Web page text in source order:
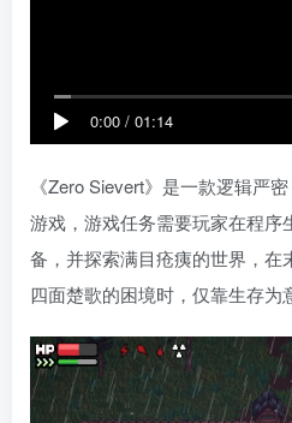
0:00 / 01:14
《Zero Sievert》是一款逻辑严
游戏，游戏任务需要玩家在程序
备，并探索满目疮痍的世界，在
四面楚歌的困境时，仅靠生存